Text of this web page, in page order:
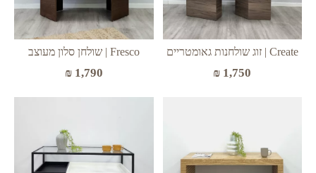
Create | זוג שולחנות גאומטריים
₪ 1,750
Fresco | שולחן סלון מעוצב
₪1,790